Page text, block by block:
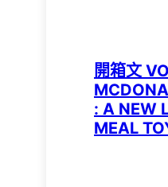
開箱文
: A NEW
MEAL